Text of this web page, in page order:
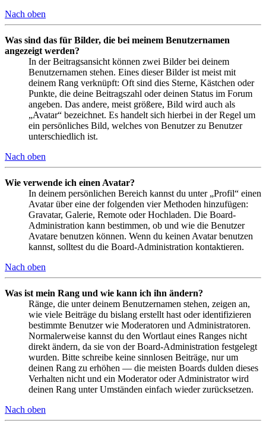
Nach oben
Was sind das für Bilder, die bei meinem Benutzernamen
angezeigt werden?
In der Beitragsansicht können zwei Bilder bei deinem
Benutzernamen stehen. Eines dieser Bilder ist meist mit
deinem Rang verknüpft: Oft sind dies Sterne, Kästchen oder
Punkte, die deine Beitragszahl oder deinen Status im Forum
angeben. Das andere, meist größere, Bild wird auch als
„Avatar“ bezeichnet. Es handelt sich hierbei in der Regel um
ein persönliches Bild, welches von Benutzer zu Benutzer
unterschiedlich ist.
Nach oben
Wie verwende ich einen Avatar?
In deinem persönlichen Bereich kannst du unter „Profil“ einen
Avatar über eine der folgenden vier Methoden hinzufügen:
Gravatar, Galerie, Remote oder Hochladen. Die Board-
Administration kann bestimmen, ob und wie die Benutzer
Avatare benutzen können. Wenn du keinen Avatar benutzen
kannst, solltest du die Board-Administration kontaktieren.
Nach oben
Was ist mein Rang und wie kann ich ihn ändern?
Ränge, die unter deinem Benutzernamen stehen, zeigen an,
wie viele Beiträge du bislang erstellt hast oder identifizieren
bestimmte Benutzer wie Moderatoren und Administratoren.
Normalerweise kannst du den Wortlaut eines Ranges nicht
direkt ändern, da sie von der Board-Administration festgelegt
wurden. Bitte schreibe keine sinnlosen Beiträge, nur um
deinen Rang zu erhöhen — die meisten Boards dulden dieses
Verhalten nicht und ein Moderator oder Administrator wird
deinen Rang unter Umständen einfach wieder zurücksetzen.
Nach oben